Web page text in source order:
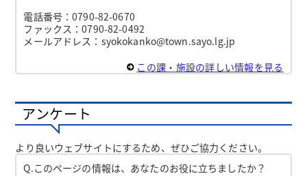
電話番号：0790-82-0670
ファックス：0790-82-0492
メールアドレス：syokokanko@town.sayo.lg.jp
この課・施設の詳しい情報を見る
アンケート
より良いウェブサイトにするため、ぜひご協力ください。
Q.このページの情報は、あなたのお役に立ちましたか？